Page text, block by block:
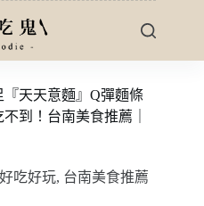
天天意麵』Q彈麵條
到！台南美食推薦｜
吃好玩, 台南美食推薦